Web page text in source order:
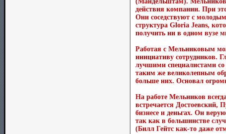
действия компании. При
Они соседствуют с
структура Gloria Jeans,
получить ни в одном вузе
Работая с Мельниковым
инициативу сотрудников.
лучшими специалистами
таким же великолепным
больше них. Основал
На работе Мельников
встречается
бизнесе и деньгах. Он
так как в большинстве
(Билл Гейтс как-то даже